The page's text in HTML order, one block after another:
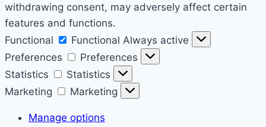
withdrawing consent, may adversely affect certain
features and functions.
Functional
Functional Always active
Preferences
Preferences
Statistics
Statistics
Marketing
Marketing
Manage options